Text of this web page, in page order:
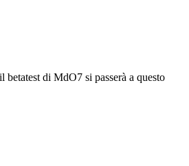
di MdO7 si passerà a questo